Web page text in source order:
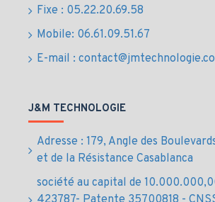
Vision nocturne performante avec
9 mètres pour une surveillance
Compatible avec applications
Tapo pour accès et contrôle à
Installation et configuration
environnements professionnels
Avantages
Fixe : 05.22.20.69.58
Mobile: 06.61.09.51.67
E-mail :
J&M TECHNOLOGIE
Adresse : 179, Angle des
et de la Résistance Casablanca
société au capital de